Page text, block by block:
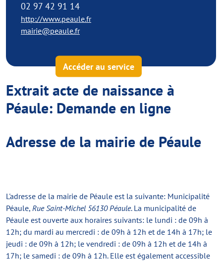
02 97 42 91 14
http://www.peaule.fr
mairie@peaule.fr
Accéder au service
Extrait acte de naissance à
Péaule: Demande en ligne
Adresse de la mairie de Péaule
L'adresse de la mairie de Péaule est la suivante: Municipalité
Péaule, Rue Saint-Michel 56130 Péaule. La municipalité de
Péaule est ouverte aux horaires suivants: le lundi : de 09h à
12h; du mardi au mercredi : de 09h à 12h et de 14h à 17h; le
jeudi : de 09h à 12h; le vendredi : de 09h à 12h et de 14h à
17h; le samedi : de 09h à 12h. Elle est également accessible